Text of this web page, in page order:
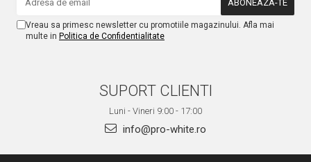
Vreau sa primesc newsletter cu promotiile magazinului. Afla mai
multe in Politica de Confidentialitate
SUPORT CLIENTI
Luni - Vineri 9:00 - 17:00
info@pro-white.ro